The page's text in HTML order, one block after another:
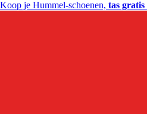
Koop je Hummel-schoenen, tas gratis